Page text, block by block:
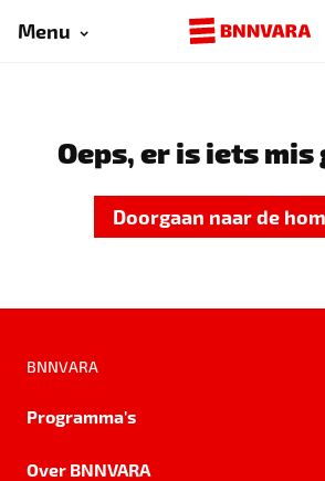
Menu
Oeps, er is iets mis
Doorgaan naar de
BNNVARA
Programma's
Over BNNVARA